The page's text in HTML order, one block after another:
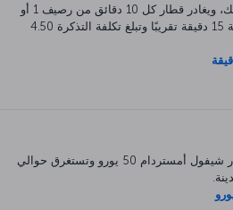
ويستغرق القطار وقتًا أقل من ذلك، ويغادر قطار كل 10 دقائق من رصيف 1 أو
2 بمحطة المطار. تستغرق الرحلة 15 دقيقة تقريبًا وتبلغ تكلفة التذكرة 4.50
تبلغ تكلفة سيارة الأجرة من مطار شيفول أمستردام 50 يورو وتستغرق حوالي